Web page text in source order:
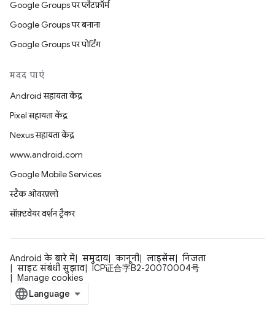
Google Groups पर प्लैटफ़ॉर्म
Google Groups पर बनाना
Google Groups पर पोर्टिंग
मदद पाएं
Android सहायता केंद्र
Pixel सहायता केंद्र
Nexus सहायता केंद्र
www.android.com
Google Mobile Services
स्टैक ओवरफ़्लो
सॉफ़्टवेयर वर्शन ट्रैकर
Android के बारे में समुदाय कानूनी लाइसेंस
निजता
साइट संबंधी सुझाव
ICP证合字B2-20070004号
Manage cookies